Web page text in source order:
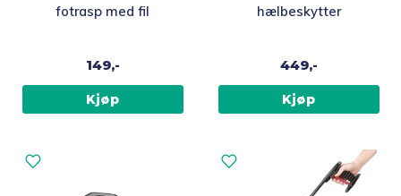
fotrasp med fil
149,-
Kjøp
hælbeskytter
449,-
Kjøp